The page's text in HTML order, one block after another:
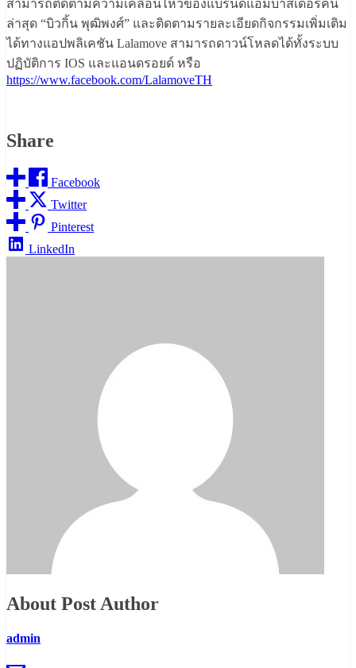
สามารถติดตามความเคลื่อนไหวของแบรนด์แอมบาสเดอร์คน
ล่าสุด “บิวกิ้น พุฒิพงศ์” และติดตามรายละเอียดกิจกรรมเพิ่มเติม
ได้ทางแอปพลิเคชัน Lalamove สามารถดาวน์โหลดได้ทั้งระบบ
ปฏิบัติการ IOS และแอนดรอยด์ หรือ
https://www.facebook.com/LalamoveTH
Share
Facebook
Twitter
Pinterest
LinkedIn
About Post Author
admin